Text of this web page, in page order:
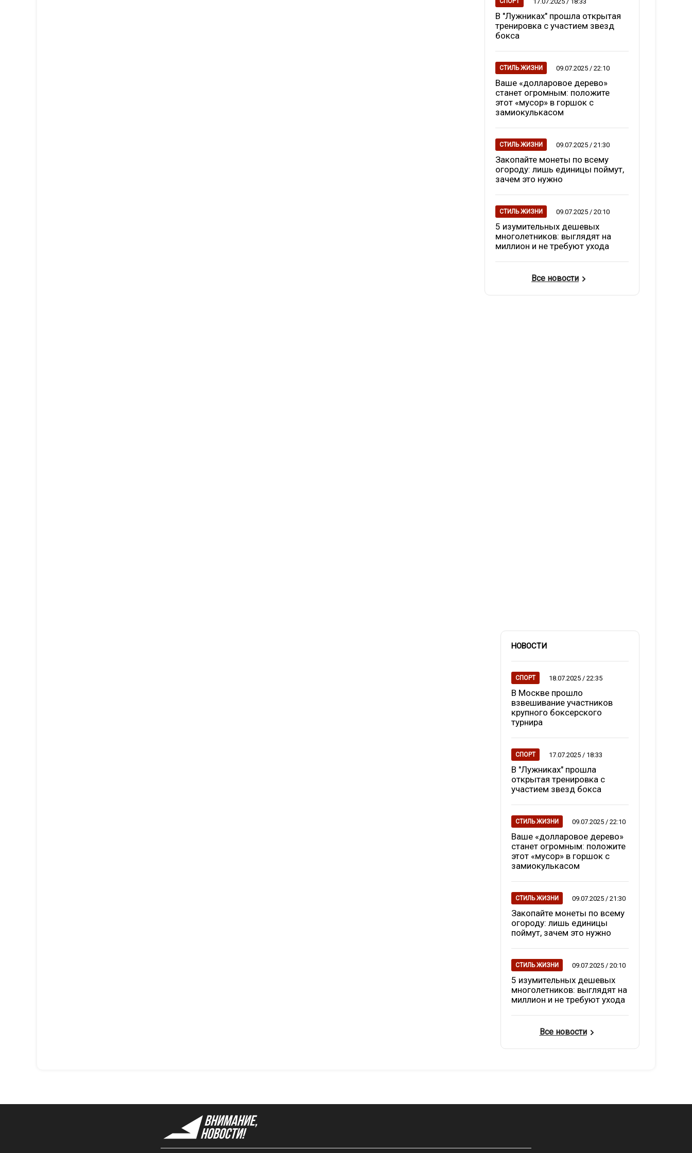
В "Лужниках" прошла открытая
тренировка с участием звезд
бокса
СТИЛЬ ЖИЗНИ 09.07.2025 / 22:10
Ваше «долларовое дерево»
станет огромным: положите
этот «мусор» в горшок с
замиокулькасом
СТИЛЬ ЖИЗНИ 09.07.2025 / 21:30
Закопайте монеты по всему
огороду: лишь единицы поймут,
зачем это нужно
СТИЛЬ ЖИЗНИ 09.07.2025 / 20:10
5 изумительных дешевых
многолетников: выглядят на
миллион и не требуют ухода
Все новости
НОВОСТИ
СПОРТ 18.07.2025 / 22:35
В Москве прошло
взвешивание участников
крупного боксерского
турнира
СПОРТ 17.07.2025 / 18:33
В "Лужниках" прошла
открытая тренировка с
участием звезд бокса
СТИЛЬ ЖИЗНИ 09.07.2025 / 22:10
Ваше «долларовое дерево»
станет огромным: положите
этот «мусор» в горшок с
замиокулькасом
СТИЛЬ ЖИЗНИ 09.07.2025 / 21:30
Закопайте монеты по всему
огороду: лишь единицы
поймут, зачем это нужно
СТИЛЬ ЖИЗНИ 09.07.2025 / 20:10
5 изумительных дешевых
многолетников: выглядят на
миллион и не требуют ухода
Все новости